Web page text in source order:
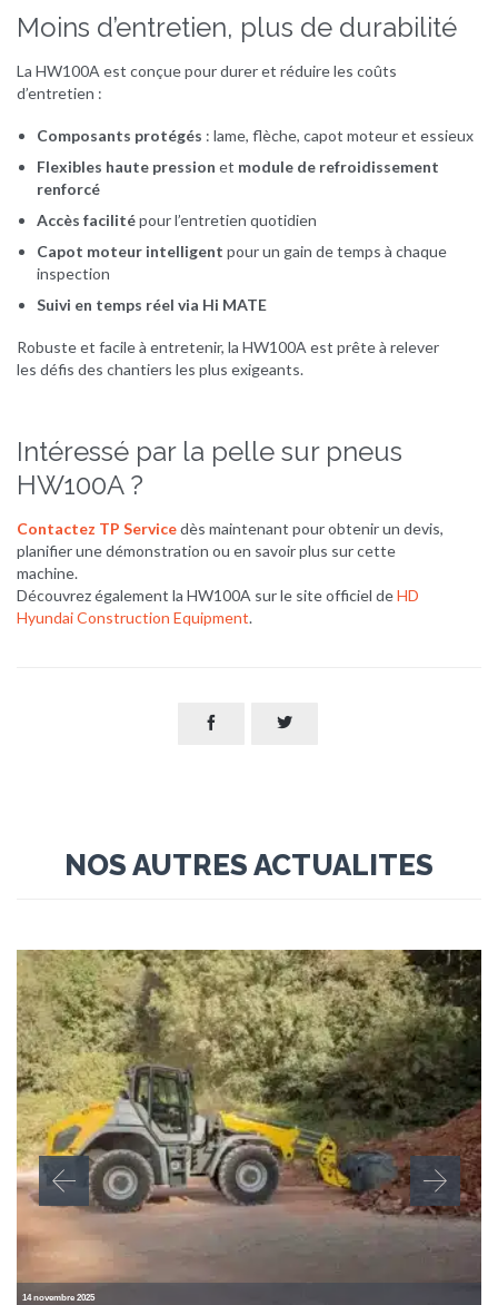
Moins d’entretien, plus de durabilité
La HW100A est conçue pour durer et réduire les coûts
d’entretien :
Composants protégés : lame, flèche, capot moteur et essieux
Flexibles haute pression et module de refroidissement
renforcé
Accès facilitépour l’entretien quotidien
Capot moteur intelligent pour un gain de temps à chaque
inspection
Suivi en temps réel via Hi MATE
Robuste et facile à entretenir, la HW100A est prête à relever
les défis des chantiers les plus exigeants.
Intéressé par la pelle sur pneus
HW100A ?
Contactez TP Servicedès maintenant pour obtenir un devis,
planifier une démonstration ou en savoir plus sur cette
machine.
Découvrez également la HW100A sur le site officiel deHD
Hyundai Construction Equipment.
 
NOS AUTRES ACTUALITES
14 novembre 2025